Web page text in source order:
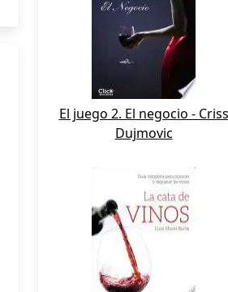
El juego 2. El negocio - Criss
Dujmovic